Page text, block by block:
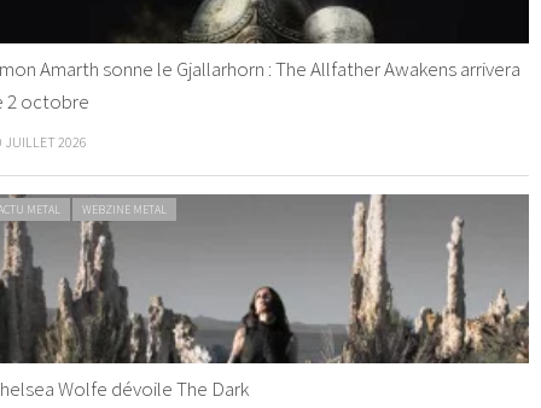
Amarth sonne le Gjallarhorn : The Allfather Awakens arrivera
2 octobre
JUILLET 2026
METAL WEBZINE METAL
Wolfe dévoile The Dark